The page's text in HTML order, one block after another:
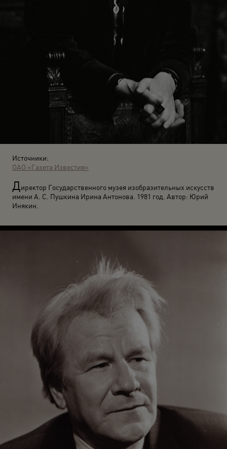
Источники:
ОАО «Газета Известия»
Директор Государственного музея изобразительных искусств
имени А. С. Пушкина Ирина Антонова. 1981 год. Автор: Юрий
Инякин.